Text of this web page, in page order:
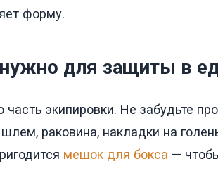
форму.
для защиты в
часть экипировки. Не забудьте
шлем, раковина, накладки на
мешок для бокса —